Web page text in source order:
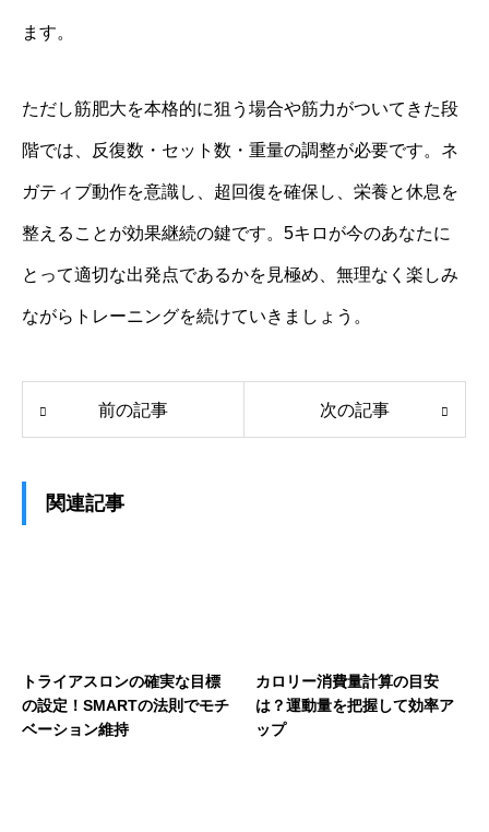
ます。
ただし筋肥大を本格的に狙う場合や筋力がついてきた段
階では、反復数・セット数・重量の調整が必要です。ネ
ガティブ動作を意識し、超回復を確保し、栄養と休息を
整えることが効果継続の鍵です。5キロが今のあなたに
とって適切な出発点であるかを見極め、無理なく楽しみ
ながらトレーニングを続けていきましょう。
前の記事 次の記事
関連記事
トライアスロンの確実な目標
の設定！SMARTの法則でモチ
ベーション維持
カロリー消費量計算の目安
は？運動量を把握して効率ア
ップ